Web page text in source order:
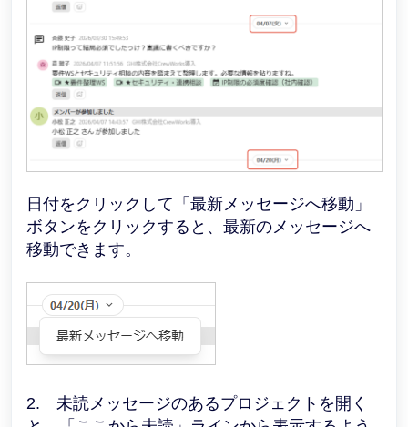
日付をクリックして「最新メッセージへ移動」
ボタンをクリックすると、最新のメッセージへ
移動できます。
2. 未読メッセージのあるプロジェクトを開く